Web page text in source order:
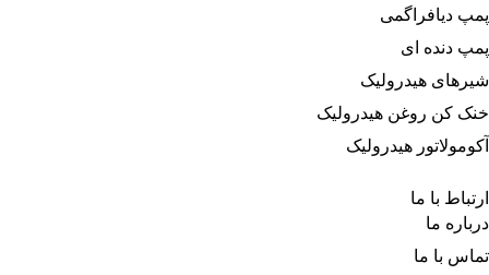
پمپ دیافراگمی
پمپ دنده ای
شیرهای هیدرولیک
خنک کن روغن هیدرولیک
آکومولاتور هیدرولیک
ارتباط با ما
درباره‌ ما
تماس با ما